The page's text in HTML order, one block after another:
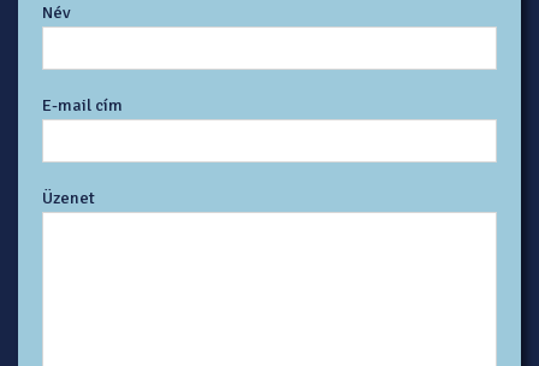
Név
E-mail cím
Üzenet